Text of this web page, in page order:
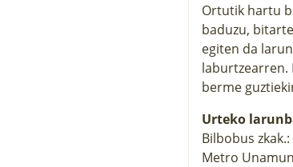
Ortutik hartu
baduzu,
egiten da
laburtzearren.
berme
Urteko
Bilbobus zkak.:
Metro